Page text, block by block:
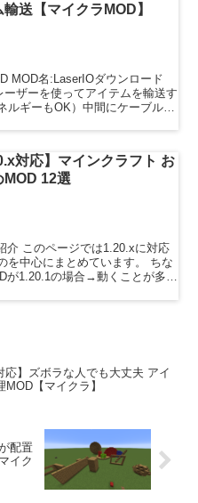
輸送【マイクラMOD】
MOD名:LaserIOダウンロード
ザーを使ってアイテムを輸送す
ギーもOK）中間にケーブルが
対応】マインクラフト お
MOD 12選
介 このページでは1.20.xに対応
を中心にまとめています。 ちな
が1.20.1の場合→動くことが多い
応】ズボラな人でも大丈夫 アイ
MOD【マイクラ】
配置
イク